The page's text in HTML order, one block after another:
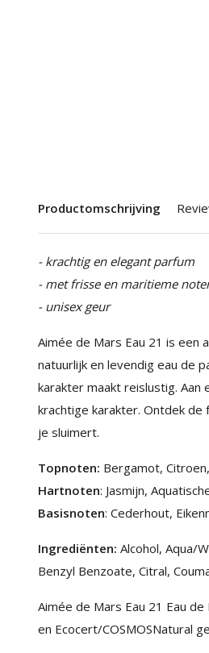
Productomschrijving
- krachtig en elegant parfum
- met frisse en maritieme
- unisex geur
Aimée de Mars Eau 21 is een
natuurlijk en levendig eau de
karakter maakt reislustig.
krachtige karakter. Ontdek de
je sluimert.
Topnoten: Bergamot,
Hartnoten: Jasmijn,
Basisnoten: Cederhout,
Ingrediënten: Alcohol, Aqua/
Benzyl Benzoate, Citral,
Aimée de Mars Eau 21 Eau
en Ecocert/COSMOSNatural